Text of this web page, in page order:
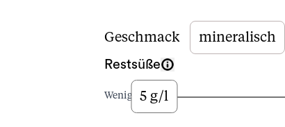
Beschreibung
Geschmack mineralisch
Restsüße
Wenig 5 g/l